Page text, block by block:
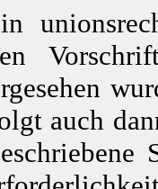
auch